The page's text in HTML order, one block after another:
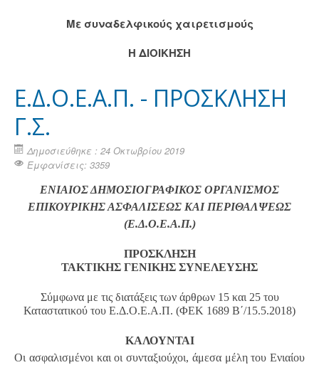
Με συναδελφικούς χαιρετισμούς
Η ΔΙΟΙΚΗΣΗ
Ε.Δ.Ο.Ε.Α.Π. - ΠΡΟΣΚΛΗΣΗ
Γ.Σ.
Δημοσιεύθηκε : 24 Οκτωβρίου 2019
Εμφανίσεις: 3359
ΕΝΙΑΙΟΣ ΔΗΜΟΣΙΟΓΡΑΦΙΚΟΣ ΟΡΓΑΝΙΣΜΟΣ
ΕΠΙΚΟΥΡΙΚΗΣ ΑΣΦΑΛΙΣΕΩΣ ΚΑΙ ΠΕΡΙΘΑΛΨΕΩΣ
(Ε.Δ.Ο.Ε.Α.Π.)
ΠΡΟΣΚΛΗΣΗ
ΤΑΚΤΙΚΗΣ ΓΕΝΙΚΗΣ ΣΥΝΕΛΕΥΣΗΣ
Σύμφωνα με τις διατάξεις των άρθρων 15 και 25 του
Καταστατικού του Ε.Δ.Ο.Ε.Α.Π. (ΦΕΚ 1689 Β΄/15.5.2018)
ΚΑΛΟΥΝΤΑΙ
Οι ασφαλισμένοι και οι συνταξιούχοι, άμεσα μέλη του Ενιαίου